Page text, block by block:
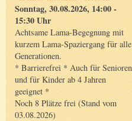
Sonntag, 30.08.2026, 14:00 -
15:30 Uhr
Achtsame Lama-Begegnung mit
kurzem Lama-Spaziergang für alle
Generationen.
* Barrierefrei * Auch für Senioren
und für Kinder ab 4 Jahren
geeignet *
Noch 8 Plätze frei (Stand vom
03.08.2026)